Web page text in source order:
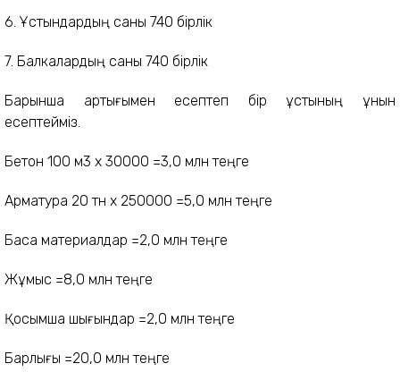
6. Ұстындардың саны 740 бірлік
7. Балкалардың саны 740 бірлік
Барынша артығымен есептеп бір ұстының құнын
есептейміз.
Бетон 100 м3 х 30000 =3,0 млн теңге
Арматура 20 тн х 250000 =5,0 млн теңге
Басқа материалдар =2,0 млн теңге
Жұмыс =8,0 млн теңге
Қосымша шығындар =2,0 млн теңге
Барлығы =20,0 млн теңге